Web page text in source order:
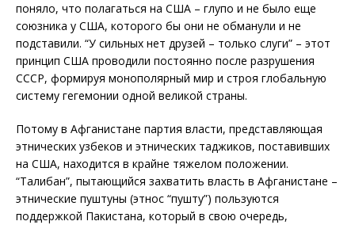
поняло, что полагаться на США – глупо и не было еще
союзника у США, которого бы они не обманули и не
подставили. “У сильных нет друзей – только слуги” – этот
принцип США проводили постоянно после разрушения
СССР, формируя монополярный мир и строя глобальную
систему гегемонии одной великой страны.
Потому в Афганистане партия власти, представляющая
этнических узбеков и этнических таджиков, поставивших
на США, находится в крайне тяжелом положении.
“Талибан”, пытающийся захватить власть в Афганистане –
этнические пуштуны (этнос “пушту”) пользуются
поддержкой Пакистана, который в свою очередь,